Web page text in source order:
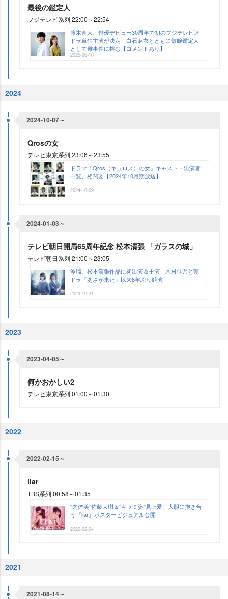
最後の鑑定人
フジテレビ系列 22:00～22:54
藤木直人、俳優デビュー30周年で初のフジテレビ連
ドラ単独主演が決定 白石麻衣とともに敏腕鑑定人
として難事件に挑む【コメントあり】
2025-06-10
2024
2024-10-07～
Qrosの女
テレビ東京系列 23:06～23:55
ドラマ『Qros（キュロス）の女』キャスト・出演者
一覧、相関図【2024年10月期放送】
2024-10-09
2024-01-03～
テレビ朝日開局65周年記念 松本清張 「ガラスの城」
テレビ朝日系列 21:00～23:05
波瑠、松本清張作品に初出演＆主演 木村佳乃と朝
ドラ『あさが来た』以来8年ぶり競演
2023-10-31
2023
2023-04-05～
何かおかしい2
テレビ東京系列 01:00～01:30
2022
2022-02-15～
liar
TBS系列 00:58～01:35
“肉体美”佐藤大樹＆“キャミ姿”見上愛、大胆に抱き合
う『liar』ポスタービジュアル公開
2022-02-04
2021
2021-08-14～